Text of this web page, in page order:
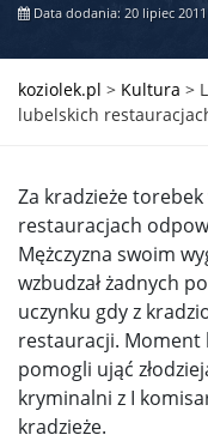
Data dodania: 20 lipiec 2011
koziolek.pl > Kultura >
lubelskich
Za kradzieże
restauracjach
Mężczyzna swoim
wzbudzał żadnych
uczynku gdy z
restauracji. Moment
pomogli ująć
kryminalni z I
kradzieże.